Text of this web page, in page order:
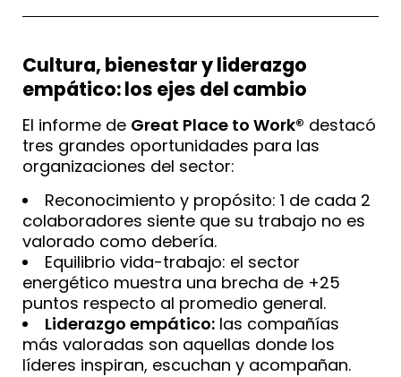
Cultura, bienestar y liderazgo
empático: los ejes del cambio
El informe de Great Place to Work® destacó
tres grandes oportunidades para las
organizaciones del sector:
Reconocimiento y propósito: 1 de cada 2
colaboradores siente que su trabajo no es
valorado como debería.
Equilibrio vida-trabajo: el sector
energético muestra una brecha de +25
puntos respecto al promedio general.
Liderazgo empático:las compañías
más valoradas son aquellas donde los
líderes inspiran, escuchan y acompañan.